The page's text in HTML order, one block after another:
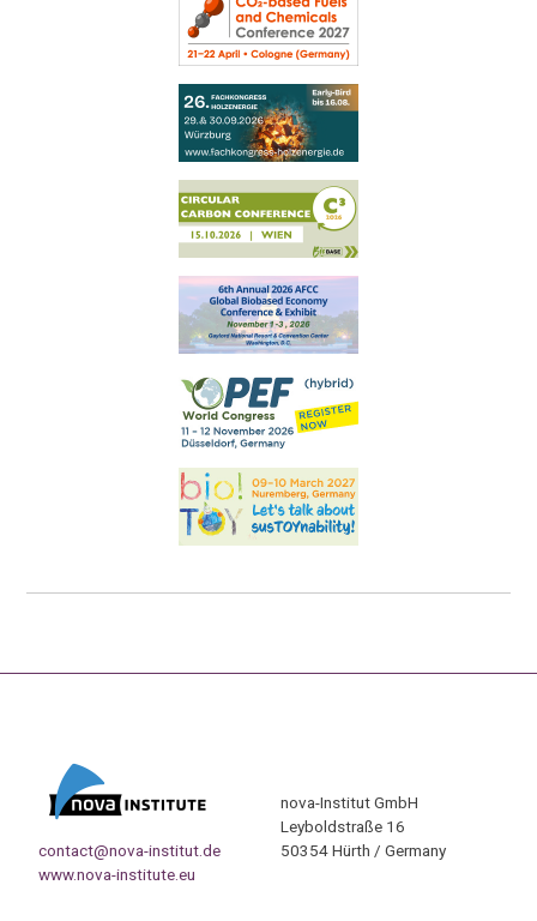
contact@nova-institut.de
www.nova-institute.eu
nova-Institut GmbH
Leyboldstraße 16
50354 Hürth / Germany